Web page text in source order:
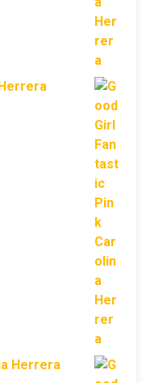
Herrera